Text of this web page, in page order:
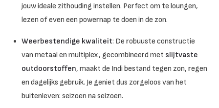
jouw ideale zithouding instellen. Perfect om te loungen,
lezen of even een powernap te doen in de zon.
Weerbestendige kwaliteit: De robuuste constructie
van metaal en multiplex, gecombineerd met slijtvaste
outdoorstoffen, maakt de Indi bestand tegen zon, regen
en dagelijks gebruik. Je geniet dus zorgeloos van het
buitenleven: seizoen na seizoen.